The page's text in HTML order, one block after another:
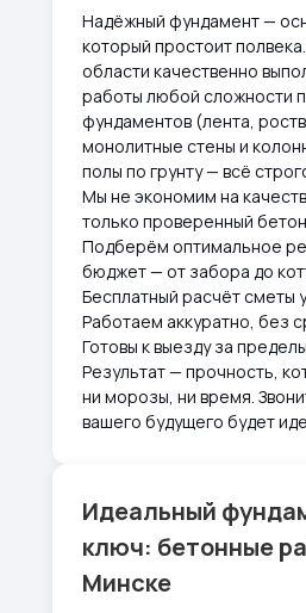
Надёжный фундамент —
который простоит
области качественно
работы любой сложности
фундаментов (лента,
монолитные стены и
полы по грунту — всё
Мы не экономим на
только проверенный
Подберём оптимальное
бюджет — от забора до
Бесплатный расчёт сметы
Работаем аккуратно, без
Готовы к выезду за
Результат — прочность,
ни морозы, ни время.
вашего будущего будет
Идеальный
ключ: бетонные
Минске